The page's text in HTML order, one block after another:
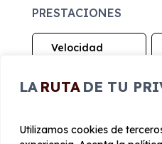
LA RUTA DE TU
Utilizamos cookies de
PRESTACIONES
Velocidad
194 km/h
9 seg